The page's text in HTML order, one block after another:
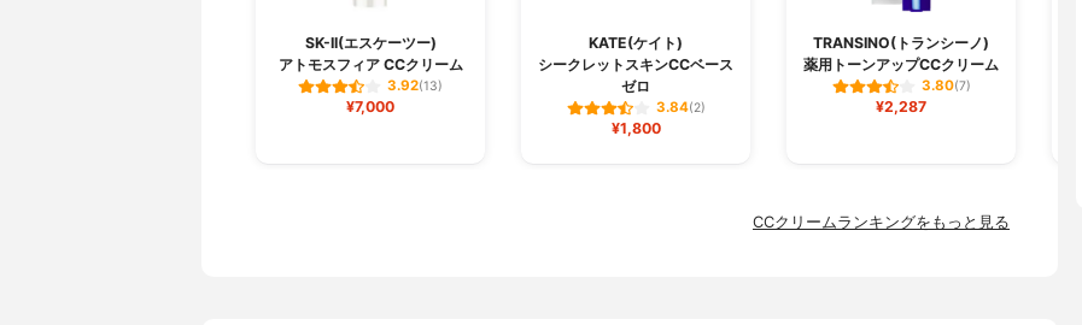
SK-II(エスケーツー)
アトモスフィア CCクリーム
3.92(13)
¥7,000
KATE(ケイト)
シークレットスキンCCベース
ゼロ
3.84(2)
¥1,800
TRANSINO(トランシーノ)
薬用トーンアップCCクリーム
3.80(7)
¥2,287
CCクリームランキングをもっと見る